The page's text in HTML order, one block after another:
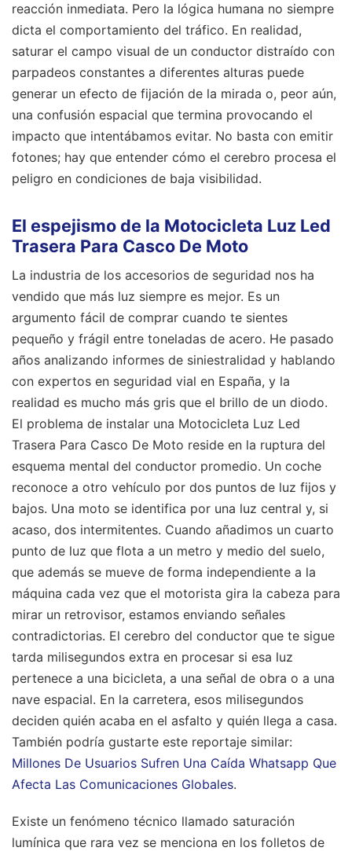
reacción inmediata. Pero la lógica humana no siempre
dicta el comportamiento del tráfico. En realidad,
saturar el campo visual de un conductor distraído con
parpadeos constantes a diferentes alturas puede
generar un efecto de fijación de la mirada o, peor aún,
una confusión espacial que termina provocando el
impacto que intentábamos evitar. No basta con emitir
fotones; hay que entender cómo el cerebro procesa el
peligro en condiciones de baja visibilidad.
El espejismo de la Motocicleta Luz Led
Trasera Para Casco De Moto
La industria de los accesorios de seguridad nos ha
vendido que más luz siempre es mejor. Es un
argumento fácil de comprar cuando te sientes
pequeño y frágil entre toneladas de acero. He pasado
años analizando informes de siniestralidad y hablando
con expertos en seguridad vial en España, y la
realidad es mucho más gris que el brillo de un diodo.
El problema de instalar una Motocicleta Luz Led
Trasera Para Casco De Moto reside en la ruptura del
esquema mental del conductor promedio. Un coche
reconoce a otro vehículo por dos puntos de luz fijos y
bajos. Una moto se identifica por una luz central y, si
acaso, dos intermitentes. Cuando añadimos un cuarto
punto de luz que flota a un metro y medio del suelo,
que además se mueve de forma independiente a la
máquina cada vez que el motorista gira la cabeza para
mirar un retrovisor, estamos enviando señales
contradictorias. El cerebro del conductor que te sigue
tarda milisegundos extra en procesar si esa luz
pertenece a una bicicleta, a una señal de obra o a una
nave espacial. En la carretera, esos milisegundos
deciden quién acaba en el asfalto y quién llega a casa.
También podría gustarte este reportaje similar:
Millones De Usuarios Sufren Una Caída Whatsapp Que
Afecta Las Comunicaciones Globales.
Existe un fenómeno técnico llamado saturación
lumínica que rara vez se menciona en los folletos de